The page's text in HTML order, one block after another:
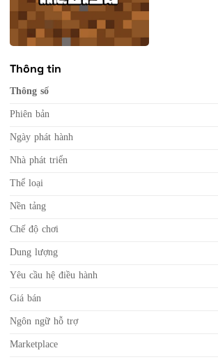
Thông tin
Thông số
Phiên bản
Ngày phát hành
Nhà phát triển
Thể loại
Nền tảng
Chế độ chơi
Dung lượng
Yêu cầu hệ điều hành
Giá bán
Ngôn ngữ hỗ trợ
Marketplace